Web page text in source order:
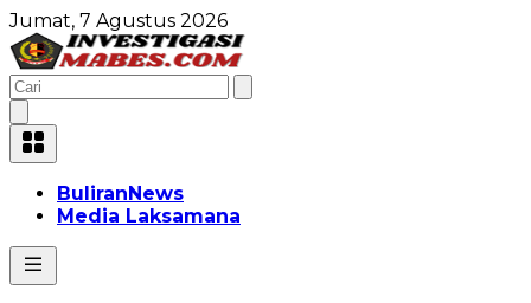
Jumat, 7 Agustus 2026
BuliranNews
Media Laksamana